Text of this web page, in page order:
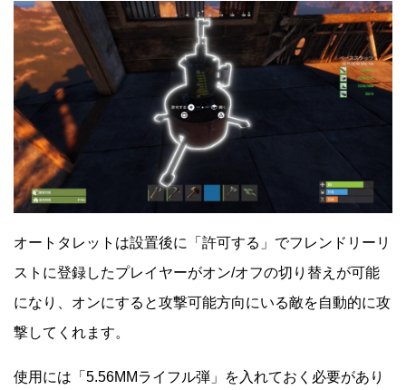
オートタレットは設置後に「許可する」でフレンドリーリ
ストに登録したプレイヤーがオン/オフの切り替えが可能
になり、オンにすると攻撃可能方向にいる敵を自動的に攻
撃してくれます。
使用には「5.56MMライフル弾」を入れておく必要があり